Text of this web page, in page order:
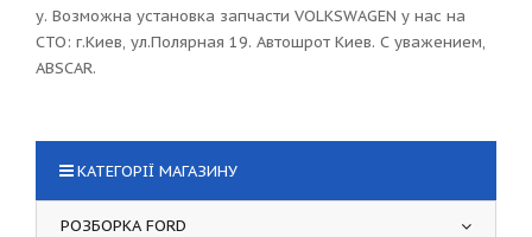
у. Возможна установка запчасти VOLKSWAGEN у нас на
СТО: г.Киев, ул.Полярная 19. Автошрот Киев. С уважением,
ABSCAR.
КАТЕГОРІЇ МАГАЗИНУ
РОЗБОРКА FORD